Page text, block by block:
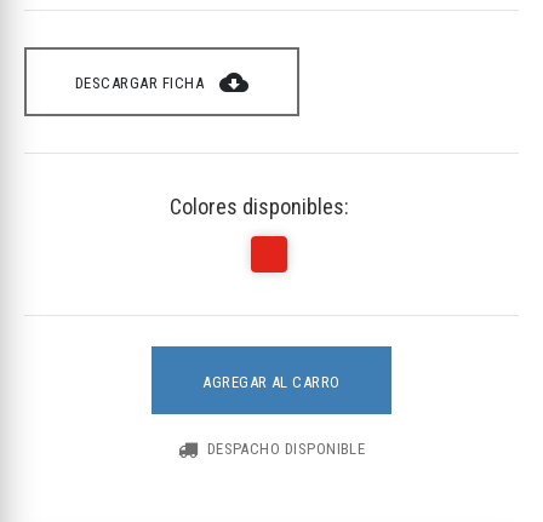
DESCARGAR FICHA cloud_download
Colores disponibles:
AGREGAR AL CARRO
DESPACHO DISPONIBLE